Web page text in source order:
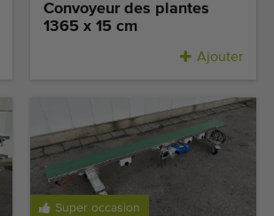
Convoyeur des plantes
1365 x 15 cm
Ajouter
Super occasion